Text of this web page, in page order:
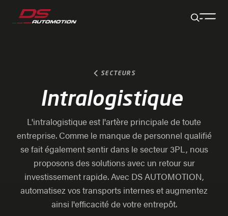
Aller au contenu principal
Aller au pied de page
Aller à la fin de la navigation
Aller au début de la navigation
SECTEURS
Intralogistique
L'intralogistique est l'artère principale de toute
entreprise. Comme le manque de personnel qualifié
se fait également sentir dans le secteur 3PL, nous
proposons des solutions avec un retour sur
investissement rapide. Avec DS AUTOMOTION,
automatisez vos transports internes et augmentez
ainsi l'efficacité de votre entrepôt.